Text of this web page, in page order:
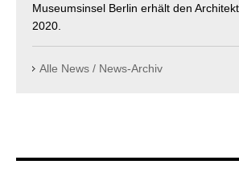
Museumsinsel Berlin erhält den
2020.
Alle News / News-Archiv